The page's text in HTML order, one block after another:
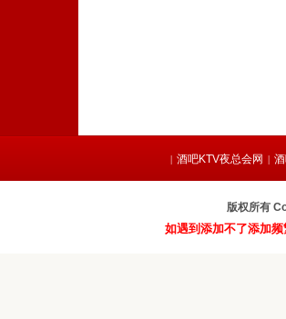
| 酒吧KTV夜总会网 |
版权所有
如遇到添加不了添加